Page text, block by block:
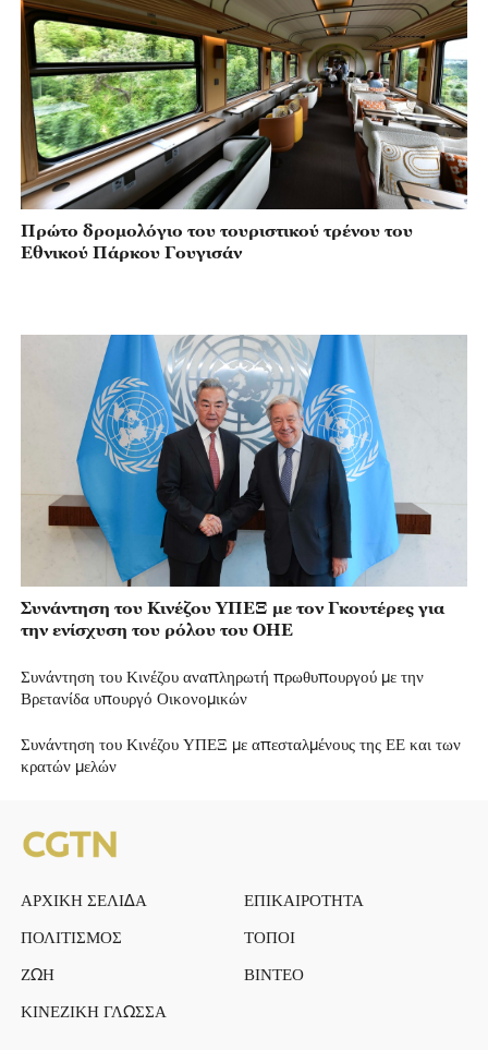
Πρώτο δρομολόγιο του τουριστικού τρένου του
Εθνικού Πάρκου Γουγισάν
Συνάντηση του Κινέζου ΥΠΕΞ με τον Γκουτέρες για
την ενίσχυση του ρόλου του ΟΗΕ
Συνάντηση του Κινέζου αναπληρωτή πρωθυπουργού με την
Βρετανίδα υπουργό Οικονομικών
Συνάντηση του Κινέζου ΥΠΕΞ με απεσταλμένους της ΕΕ και των
κρατών μελών
ΑΡΧΙΚΗ ΣΕΛΙΔΑ
ΕΠΙΚΑΙΡΟΤΗΤΑ
ΠΟΛΙΤΙΣΜΟΣ
ΤΟΠΟΙ
ΖΩΗ
ΒΙΝΤΕΟ
ΚΙΝΕΖΙΚΗ ΓΛΩΣΣΑ